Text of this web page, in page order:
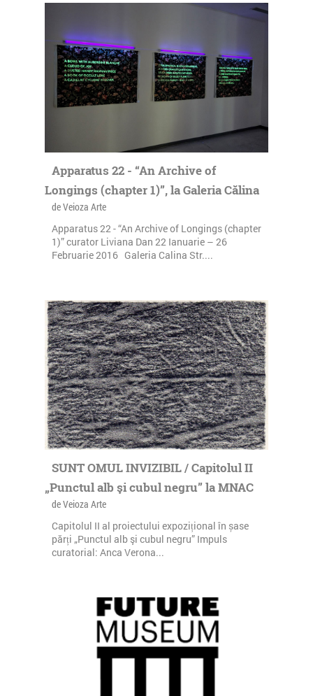
Apparatus 22 - “An Archive of
Longings (chapter 1)”, la Galeria Călina
de Veioza Arte
Apparatus 22 - “An Archive of Longings (chapter
1)” curator Liviana Dan 22 Ianuarie – 26
Februarie 2016 Galeria Calina Str....
SUNT OMUL INVIZIBIL / Capitolul II
„Punctul alb şi cubul negru” la MNAC
de Veioza Arte
Capitolul II al proiectului expozițional în șase
părți „Punctul alb şi cubul negru” Impuls
curatorial: Anca Verona...